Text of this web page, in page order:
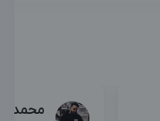
محمد